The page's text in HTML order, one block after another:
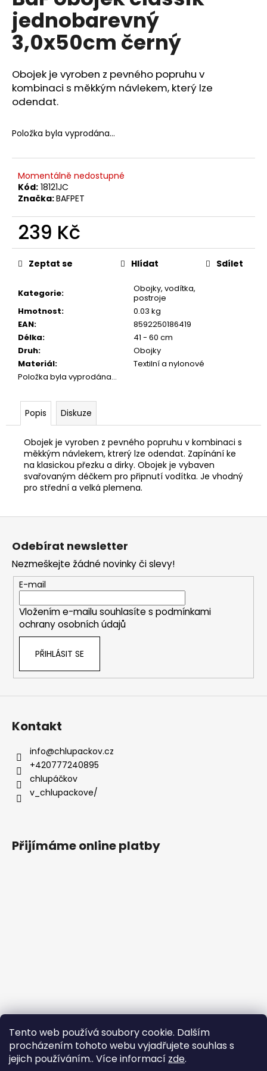
Tento web používá soubory cookie. Dalším
procházením tohoto webu vyjadřujete souhlas s
jejich používáním.. Více informací zde.
0,0
5
hvězdiček.
jednobarevný
3,0x50cm černý
Obojek je vyroben z pevného popruhu v
kombinaci s měkkým návlekem, který lze
odendat.
Položka byla vyprodána…
Momentálně nedostupné
Kód: 18121JC
Značka:BAFPET
239 Kč
Měrná
cena:
Kategorie:
Obojky, vodítka,
postroje
Hmotnost:
0.03 kg
EAN:
8592250186419
Délka:
41 - 60 cm
Druh:
Obojky
Materiál:
Textilní a nylonové
Položka byla vyprodána…
Zeptat se Hlídat Sdílet
Popis Diskuze
Obojek je vyroben z pevného popruhu v kombinaci s
měkkým návlekem, ktrerý lze odendat. Zapínání ke
na klasickou přezku a dirky. Obojek je vybaven
svařovaným déčkem pro připnutí vodítka. Je vhodný
pro střední a velká plemena.
a
j
í
?
HLEDAT
D
o
p
o
u
č
e
m
e
JOSERA
KIDS
139
Z
Odebírat newsletter
Nezmeškejte žádné novinky či slevy!
E-mail
Vložením e-mailu souhlasíte s podmínkami
ochrany osobních údajů
PŘIHLÁSIT SE
Kontakt
info@chlupackov.cz
+420777240895
chlupáčkov
v_chlupackove/
Přijímáme online platby